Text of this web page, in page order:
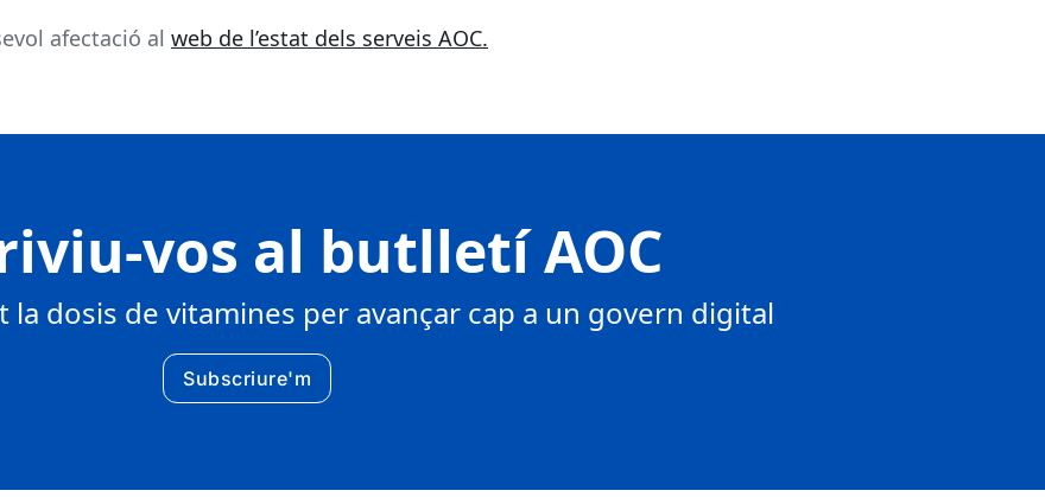
afectació al web de l’estat dels serveis AOC.
vos al butlletí AOC
la dosis de vitamines per avançar cap a un govern digital
Subscriure'm